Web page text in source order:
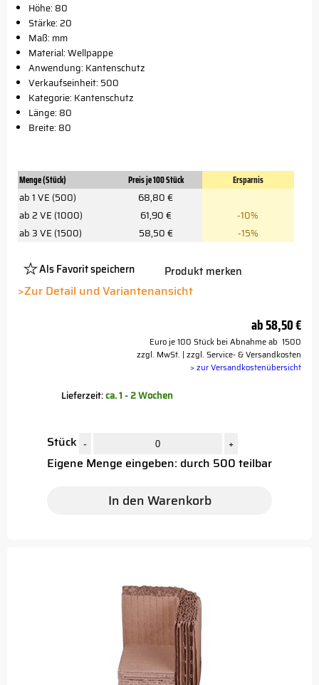
Höhe: 80
Stärke: 20
Maß: mm
Material: Wellpappe
Anwendung: Kantenschutz
Verkaufseinheit: 500
Kategorie: Kantenschutz
Länge: 80
Breite: 80
Menge (Stück) Preis je 100 Stück
Ersparnis
ab 1 VE (500)
68,80 €
ab 2 VE (1000)
61,90 €
-10%
ab 3 VE (1500)
58,50 € -15%
Als Favorit speichern
Platzhalter
Button
Produkt merken
>Zur Detail und Variantenansicht
ab58,50 €
Euro je 100 Stück bei Abnahme ab 1500
zzgl. MwSt. | zzgl. Service- & Versandkosten
> zur Versandkostenübersicht
Lieferzeit:ca. 1 - 2 Wochen
Stück - +
Eigene Menge eingeben: durch 500 teilbar
In den Warenkorb